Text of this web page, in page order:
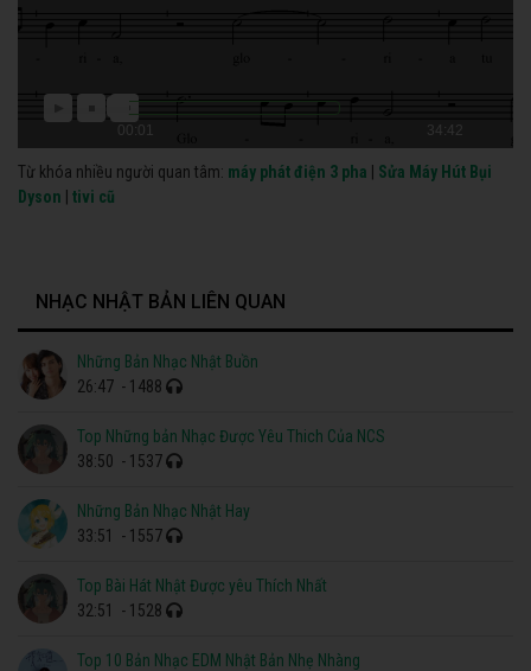
00:01 34:42
Từ khóa nhiều người quan tâm: máy phát điện 3 pha
Sửa Máy Hút Bụi
Dyson
tivi cũ
NHẠC NHẬT BẢN LIÊN QUAN
Những Bản Nhạc Nhật Buồn
26:47 - 1488
Top Những bản Nhạc Được Yêu Thich Của NCS
38:50 - 1537
Những Bản Nhạc Nhật Hay
33:51
- 1557
Top Bài Hát Nhật Được yêu Thích Nhất
32:51
- 1528
Top 10 Bản Nhạc EDM Nhật Bản Nhẹ Nhàng